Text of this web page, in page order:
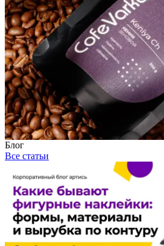
Блог
Все статьи